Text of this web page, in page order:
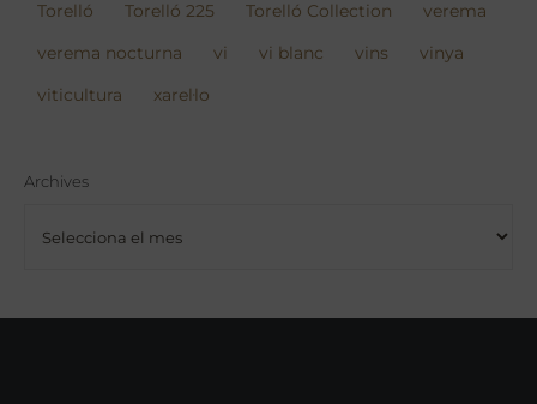
Torelló Torelló 225 Torelló Collection verema
verema nocturna vi vi blanc vins vinya
viticultura xarel·lo
Archives